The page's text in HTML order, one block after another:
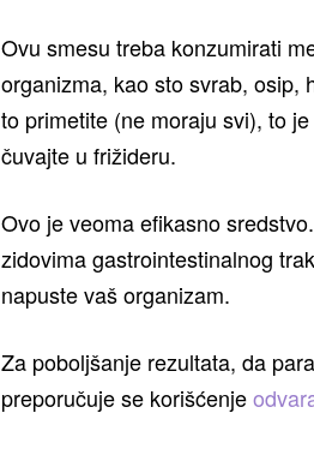
Ovu smesu treba konzumirati
organizma, kao sto svrab, osip,
to primetite (ne moraju svi), to
čuvajte u frižideru.
Ovo je veoma efikasno
zidovima gastrointestinalnog
napuste vaš organizam.
Za poboljšanje rezultata, da
preporučuje se korišćenje